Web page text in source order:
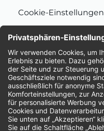
Cookie-Einstellungen
Bewertungen